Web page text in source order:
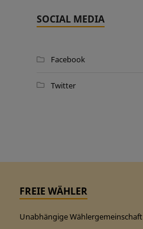
SOCIAL MEDIA
Facebook
Twitter
FREIE WÄHLER
Unabhängige Wählergemeinschaft